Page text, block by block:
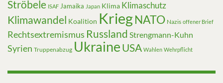
Ströbele ISAF Jamaika Japan Klima Klimaschutz
Klimawandel Koalition KriegNATO Nazis offener Brief
Rechtsextremismus Russland Strengmann-Kuhn
Syrien Truppenabzug UkraineUSA Wahlen Wehrpflicht